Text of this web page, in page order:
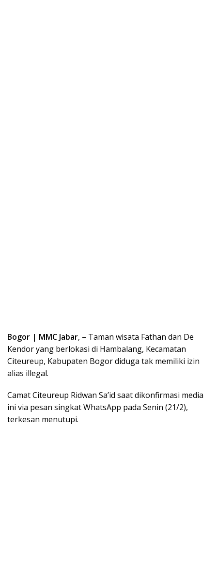
Bogor | MMC Jabar, – Taman wisata Fathan dan De
Kendor yang berlokasi di Hambalang, Kecamatan
Citeureup, Kabupaten Bogor diduga tak memiliki izin
alias illegal.
Camat Citeureup Ridwan Sa’id saat dikonfirmasi media
ini via pesan singkat WhatsApp pada Senin (21/2),
terkesan menutupi.